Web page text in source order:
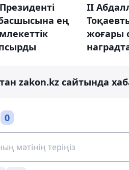
ең
ІІ
жоғары
zakon.kz сайтында
0